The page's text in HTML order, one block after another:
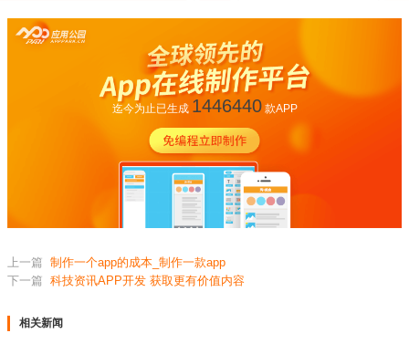
迄今为止已生成 1446440款APP
上一篇 制作一个app的成本_制作一款app
下一篇 科技资讯APP开发 获取更有价值内容
相关新闻